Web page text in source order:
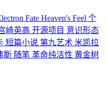
Fate Heaven's Feel 个
崎英高 开源项目 意识形态
短篇小说 第九艺术 米凯拉
斯 随笔 革命纯洁性 黄金树